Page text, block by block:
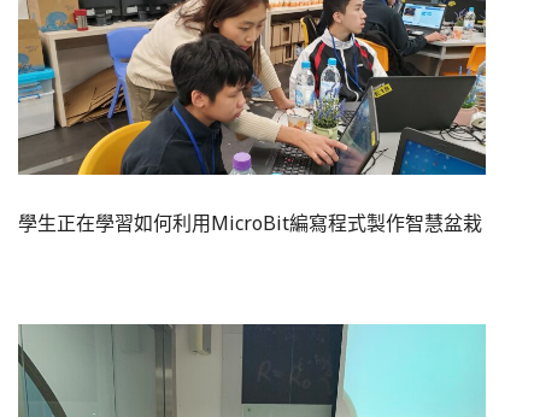
學生正在學習如何利用MicroBit編寫程式製作智慧盆栽